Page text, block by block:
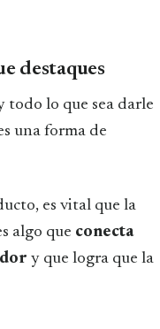
destaques
lo que sea darle
una forma de
es vital que la
algo que conecta
y que logra que la